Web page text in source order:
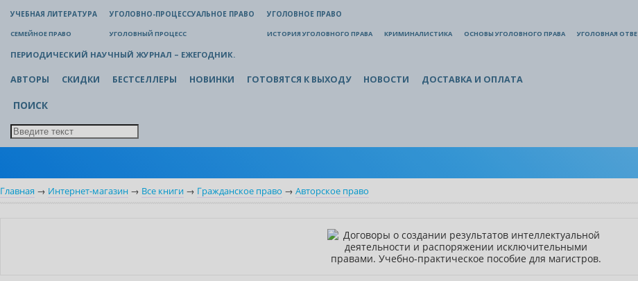
УЧЕБНАЯ ЛИТЕРАТУРА
СЕМЕЙНОЕ ПРАВО
УГОЛОВНО-ПРОЦЕССУАЛЬНОЕ ПРАВО
УГОЛОВНЫЙ ПРОЦЕСС
УГОЛОВНОЕ ПРАВО
ИСТОРИЯ УГОЛОВНОГО ПРАВА КРИМИНАЛИСТИКА ОСНОВЫ УГОЛОВНОГО ПРАВА УГОЛОВНАЯ
ПЕРИОДИЧЕСКИЙ НАУЧНЫЙ ЖУРНАЛ – ЕЖЕГОДНИК.
АВТОРЫ СКИДКИ БЕСТСЕЛЛЕРЫ НОВИНКИ ГОТОВЯТСЯ К ВЫХОДУ НОВОСТИ ДОСТАВКА И ОПЛАТА
ПОИСК
Главная → Интернет-магазин → Все книги → Гражданское право → Авторское право